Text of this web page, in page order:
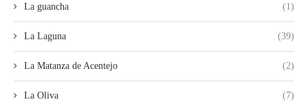
La guancha (1)
La Laguna (39)
La Matanza de Acentejo (2)
La Oliva (7)